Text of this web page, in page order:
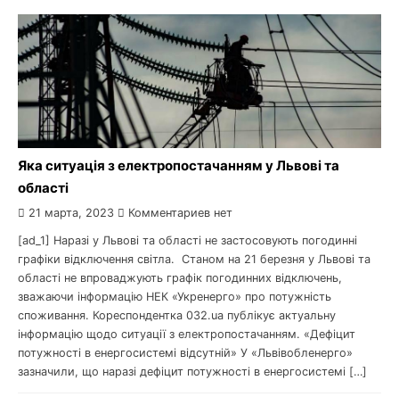
Яка ситуація з електропостачанням у Львові та
області
21 марта, 2023 Комментариев нет
[ad_1] Наразі у Львові та області не застосовують погодинні
графіки відключення світла. Станом на 21 березня у Львові та
області не впроваджують графік погодинних відключень,
зважаючи інформацію НЕК «Укренерго» про потужність
споживання. Кореспондентка 032.ua публікує актуальну
інформацію щодо ситуації з електропостачанням. «Дефіцит
потужності в енергосистемі відсутній» У «Львівобленерго»
зазначили, що наразі дефіцит потужності в енергосистемі […]